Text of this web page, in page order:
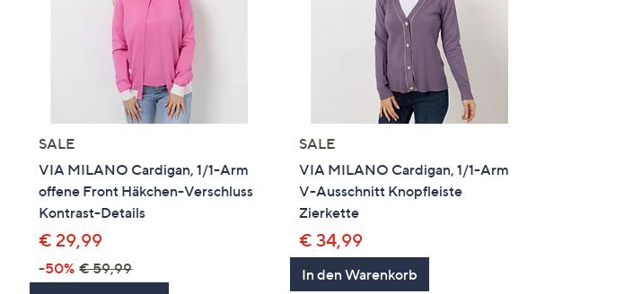
SALE
VIA MILANO Cardigan, 1/1-Arm
offene Front Häkchen-Verschluss
Kontrast-Details
€ 29,99
-50% € 59,99
SALE
VIA MILANO Cardigan, 1/1-Arm
V-Ausschnitt Knopfleiste
Zierkette
€ 34,99
In den Warenkorb